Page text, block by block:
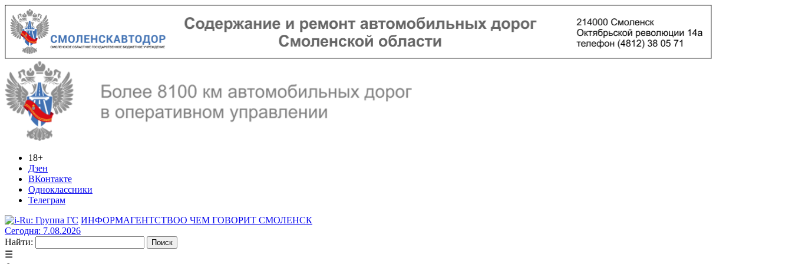
18+
Дзен
ВКонтакте
Одноклассники
Телеграм
ИНФОРМАГЕНТСТВОО ЧЕМ ГОВОРИТ СМОЛЕНСК
Сегодня: 7.08.2026
Найти:
☰